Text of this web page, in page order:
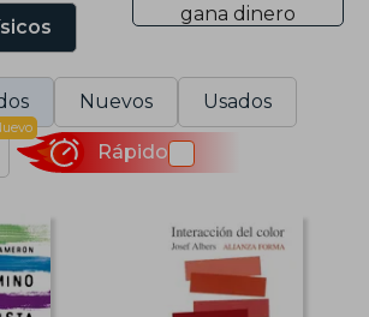
gana dinero
Nuevos Usados
Rápido